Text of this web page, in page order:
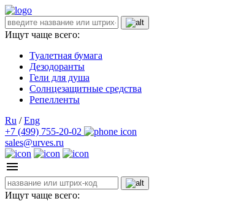
Ищут чаще всего:
Туалетная бумага
Дезодоранты
Гели для душа
Солнцезащитные средства
Репелленты
Ru / Eng
+7 (499) 755-20-02
sales@urves.ru
Ищут чаще всего: